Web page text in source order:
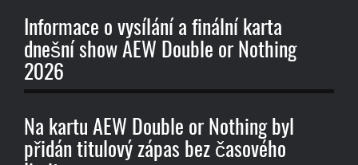
Informace o vysílání a finální karta
dnešní show AEW Double or Nothing
2026
Na kartu AEW Double or Nothing byl
přidán titulový zápas bez časového